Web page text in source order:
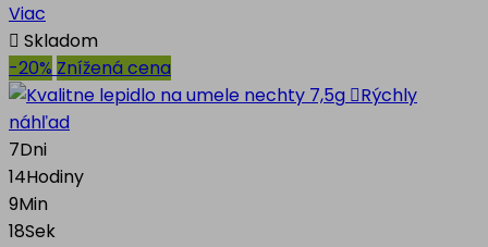
Viac
 Skladom
-20% Znížená cena
Rýchly
náhľad
7Dni
14Hodiny
9Min
17Sek